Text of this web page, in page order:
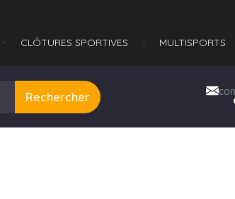
CLÔTURES SPORTIVES MULTISPORTS​
Rechercher